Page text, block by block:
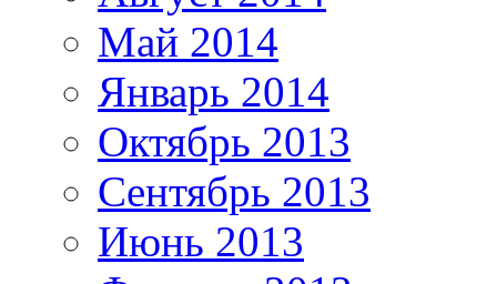
Май 2014
Январь 2014
Октябрь 2013
Сентябрь 2013
Июнь 2013